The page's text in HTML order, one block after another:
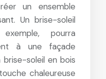
un ensemble
Un brise-soleil
pourra
à une façade
brise-soleil en bois
chaleureuse